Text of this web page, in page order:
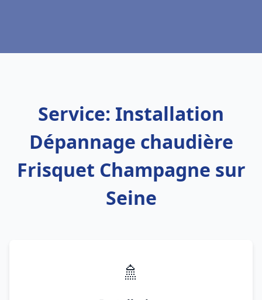
Service: Installation
Dépannage chaudière
Frisquet Champagne sur
Seine
🚿